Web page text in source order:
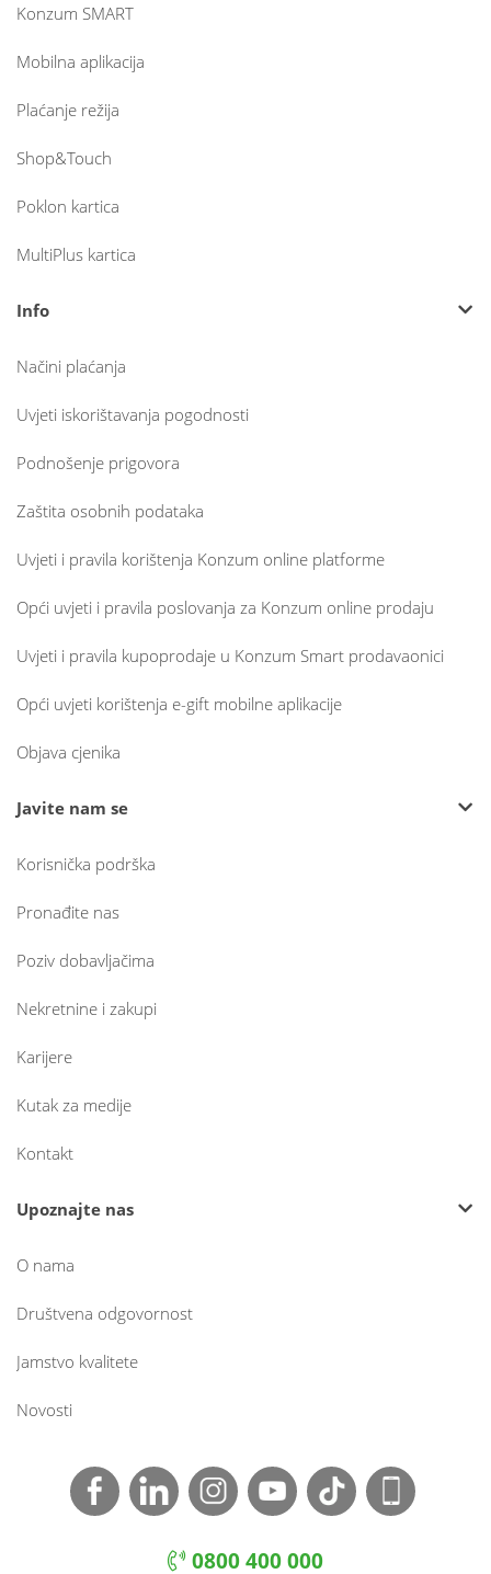
Konzum SMART
Mobilna aplikacija
Plaćanje režija
Shop&Touch
Poklon kartica
MultiPlus kartica
Info
Načini plaćanja
Uvjeti iskorištavanja pogodnosti
Podnošenje prigovora
Zaštita osobnih podataka
Uvjeti i pravila korištenja Konzum online platforme
Opći uvjeti i pravila poslovanja za Konzum online prodaju
Uvjeti i pravila kupoprodaje u Konzum Smart prodavaonici
Opći uvjeti korištenja e-gift mobilne aplikacije
Objava cjenika
Javite nam se
Korisnička podrška
Pronađite nas
Poziv dobavljačima
Nekretnine i zakupi
Karijere
Kutak za medije
Kontakt
Upoznajte nas
O nama
Društvena odgovornost
Jamstvo kvalitete
Novosti
0800 400 000